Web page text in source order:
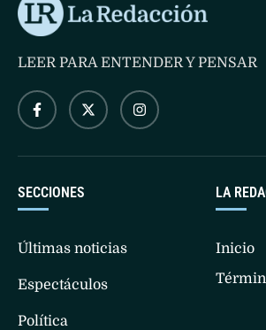
LA
Inicio
SECCIONES
Últimas noticias
Espectáculos
Política
LEER PARA ENTENDER Y PENSAR